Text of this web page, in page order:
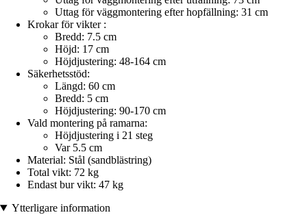
Uttag för väggmontering efter hopfällning: 31 cm
Krokar för vikter :
Bredd: 7.5 cm
Höjd: 17 cm
Höjdjustering: 48-164 cm
Säkerhetsstöd:
Längd: 60 cm
Bredd: 5 cm
Höjdjustering: 90-170 cm
Vald montering på ramarna:
Höjdjustering i 21 steg
Var 5.5 cm
Material: Stål (sandblästring)
Total vikt: 72 kg
Endast bur vikt: 47 kg
Ytterligare information